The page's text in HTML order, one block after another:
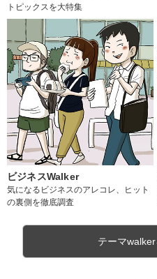
トピックスを大特集
ビジネスWalker
気になるビジネスのアレコレ、ヒット
の裏側を徹底調査
テーマ